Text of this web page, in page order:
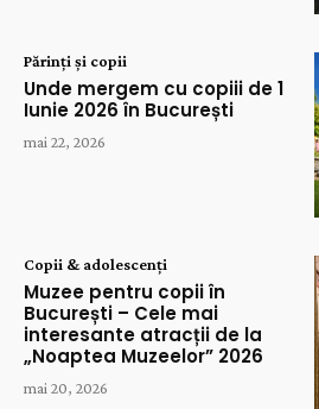
Părinți și copii
Unde mergem cu copiii de 1
Iunie 2026 în București
mai 22, 2026
Copii & adolescenți
Muzee pentru copii în
București – Cele mai
interesante atracții de la
„Noaptea Muzeelor” 2026
mai 20, 2026